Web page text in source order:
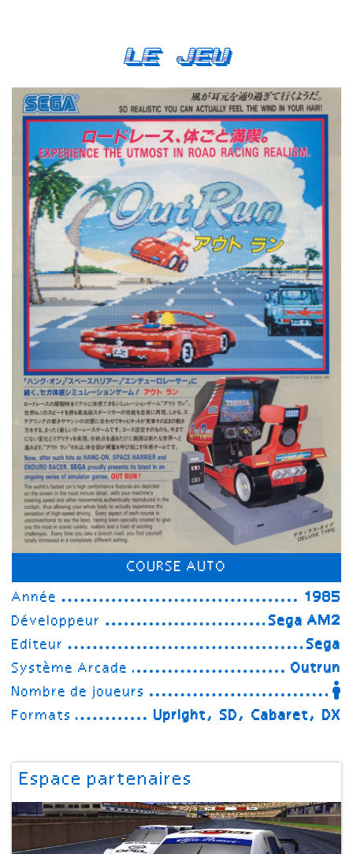
Le Jeu
COURSE AUTO
Année
1985
Développeur
Sega AM2
Editeur
Sega
Système Arcade
Outrun
Nombre de joueurs
Formats
Upright, SD, Cabaret, DX
Espace partenaires